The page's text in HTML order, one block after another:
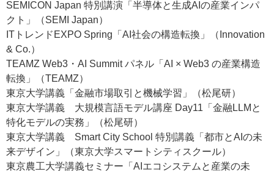
SEMICON Japan 特別講演「半導体と生成AIの産業インパ
クト」（SEMI Japan）
ITトレンドEXPO Spring「AI社会の構造転換」（Innovation
& Co.）
TEAMZ Web3・AI Summit パネル「AI × Web3 の産業構造
転換」（TEAMZ）
東京大学講義「金融市場取引と機械学習」（松尾研）
東京大学講義 大規模言語モデル講座 Day11「金融LLMと
特化モデルの実務」（松尾研）
東京大学講義 Smart City School 特別講義「都市とAIの未
来デザイン」（東京大学スマートシティスクール）
東京農工大学講義セミナー「AIエコシステムと産業の未